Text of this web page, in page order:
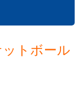
トボール